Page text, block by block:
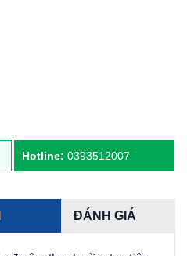
Hotline: 0393512007
ĐÁNH GIÁ